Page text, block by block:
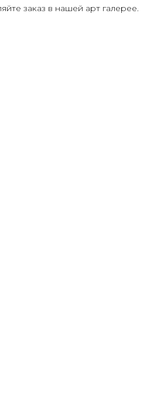
заказ в нашей арт галерее.